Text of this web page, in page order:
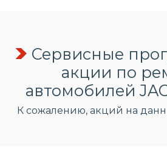
Сервисные
акции по
автомобилей
К сожалению, акций на